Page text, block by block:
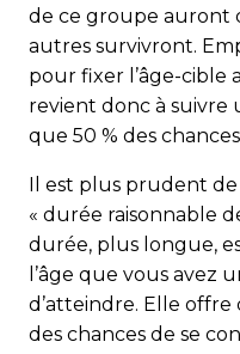
de ce groupe auront
autres survivront.
pour fixer l’âge-cible
revient donc à suivre
que 50 % des
Il est plus prudent de
« durée raisonnable
durée, plus longue,
l’âge que vous avez
d’atteindre. Elle offre
des chances de se